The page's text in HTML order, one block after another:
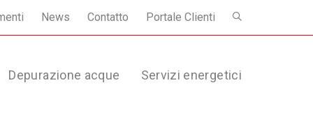
News Contatto Portale Clienti
Depurazione acque Servizi energetici